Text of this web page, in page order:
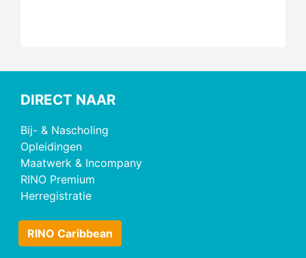
DIRECT NAAR
Bij- & Nascholing
Opleidingen
Maatwerk & Incompany
RINO Premium
Herregistratie
RINO Caribbean